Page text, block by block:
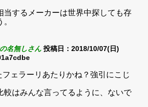
当するメーカーは世界中探しても存
名無しさん 投稿日：2018/10/07(日)
フェラーリあたりかね？強引にこじ
較はみんな言ってるように、ないで